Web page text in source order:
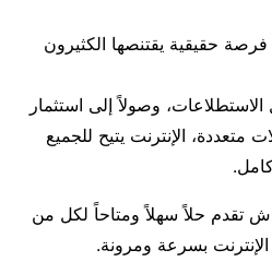
حقيقية يقتنصها الكثيرون
وصولاً إلى استثمار
الإنترنت يتيح للجميع
تقدم حلاً سهلاً ومتاحاً لكل من
بسرعة ومرونة.